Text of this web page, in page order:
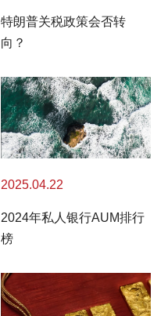
特朗普关税政策会否转
向？
2025.04.22
2024年私人银行AUM排行
榜